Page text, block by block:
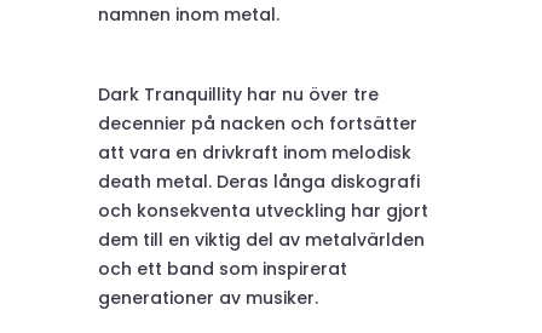
namnen inom metal.
Dark Tranquillity har nu över tre
decennier på nacken och fortsätter
att vara en drivkraft inom melodisk
death metal. Deras långa diskografi
och konsekventa utveckling har gjort
dem till en viktig del av metalvärlden
och ett band som inspirerat
generationer av musiker.